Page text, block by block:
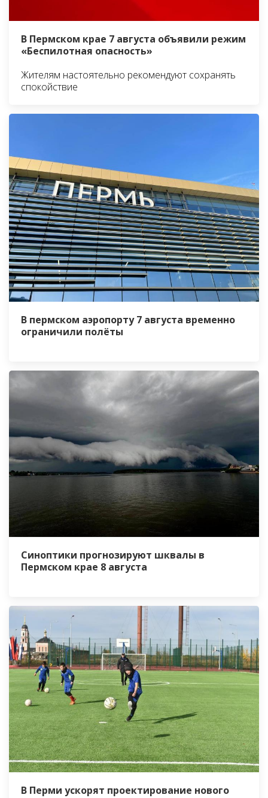
В Пермском крае 7 августа объявили режим
«Беспилотная опасность»
Жителям настоятельно рекомендуют сохранять
спокойствие
В пермском аэропорту 7 августа временно
ограничили полёты
Синоптики прогнозируют шквалы в
Пермском крае 8 августа
В Перми ускорят проектирование нового